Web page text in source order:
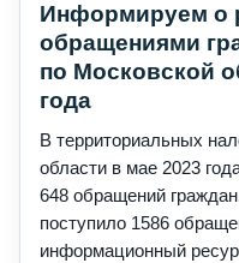
Информируем о
обращениями
по Московской
года
В территориальных
области в мае 2023
648 обращений
поступило 1586
информационный